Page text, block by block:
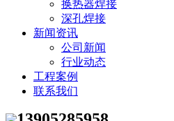
换热器焊接
深孔焊接
新闻资讯
公司新闻
行业动态
工程案例
联系我们